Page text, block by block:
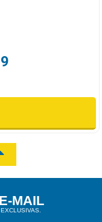
MAIL